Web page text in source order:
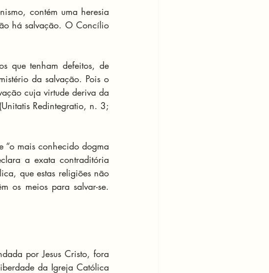
contém uma heresia
há salvação. O Concílio
que tenham defeitos, de
da salvação. Pois o
cuja virtude deriva da
Redintegratio, n. 3;
mais conhecido dogma
a exata contraditória
que estas religiões não
os meios para salvar-se.
por Jesus Cristo, fora
da Igreja Católica